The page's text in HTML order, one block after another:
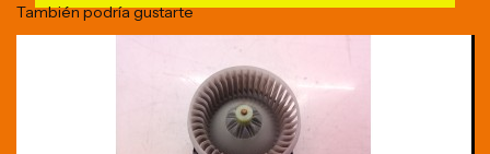
También podría gustarte